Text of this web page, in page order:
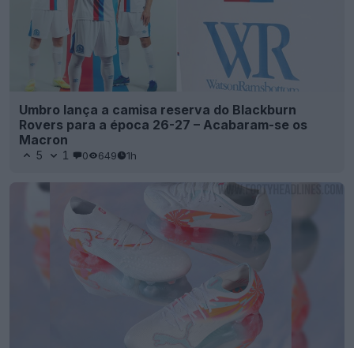
Umbro lança a camisa reserva do Blackburn
Rovers para a época 26-27 – Acabaram-se os
Macron
5 1 0 649 1h